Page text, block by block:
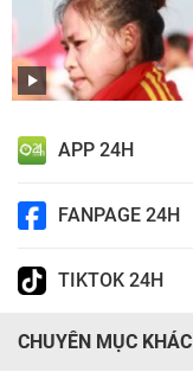
APP 24H
FANPAGE 24H
TIKTOK 24H
CHUYÊN MỤC KHÁC